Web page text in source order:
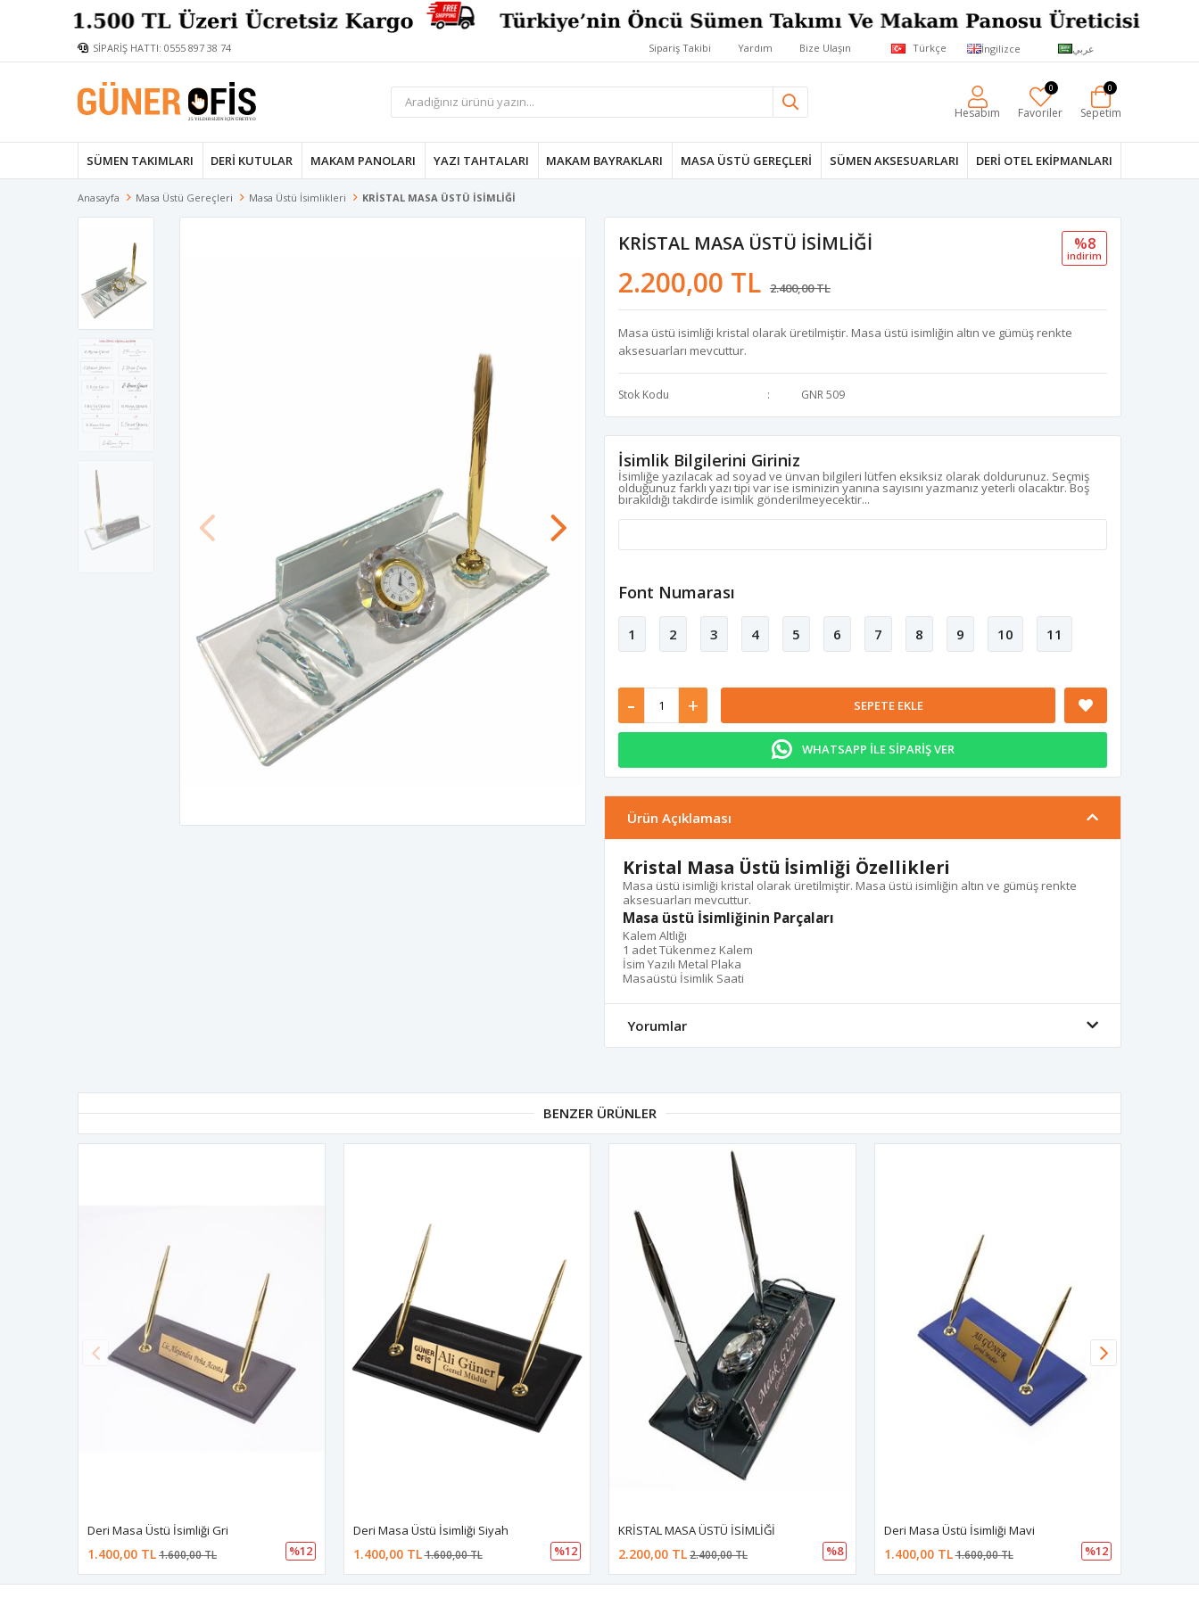
SİPARİŞ HATTI: 0555 897 38 74 Sipariş Takibi Yardım Bize Ulaşın Türkçe İngilizce عربي
Hesabım Favoriler
0
Sepetim
0
SÜMEN TAKIMLARI DERI KUTULAR MAKAM PANOLARI YAZI TAHTALARI MAKAM BAYRAKLARI MASA ÜSTÜ GEREÇLERI SÜMEN AKSESUARLARI DERI OTEL EKIPMANLARI
Anasayfa Masa Üstü Gereçleri Masa Üstü İsimlikleri KRİSTAL MASA ÜSTÜ İSİMLİĞİ
KRİSTAL MASA ÜSTÜ İSİMLİĞİ
2.200,00 TL 2.400,00 TL
%8
i̇ndi̇ri̇m
Masa üstü isimliği kristal olarak üretilmiştir. Masa üstü isimliğin altın ve gümüş renkte
aksesuarları mevcuttur.
Stok Kodu GNR 509
İsimlik Bilgilerini Giriniz
İsimliğe yazılacak ad soyad ve ünvan bilgileri lütfen eksiksiz olarak doldurunuz. Seçmiş
olduğunuz farklı yazı tipi var ise isminizin yanına sayısını yazmanız yeterli olacaktır. Boş
bırakıldığı takdirde isimlik gönderilmeyecektir...
Font Numarası
1 2 3 4 5 6 7 8 9 10 11
- + SEPETE EKLE
WHATSAPP İLE SİPARİŞ VER
Ürün Açıklaması
Kristal Masa Üstü İsimliği Özellikleri
Masa üstü isimliği kristal olarak üretilmiştir. Masa üstü isimliğin altın ve gümüş renkte
aksesuarları mevcuttur.
Masa üstü İsimliğinin Parçaları
Kalem Altlığı
1 adet Tükenmez Kalem
İsim Yazılı Metal Plaka
Masaüstü İsimlik Saati
Yorumlar
BENZER ÜRÜNLER
Deri Masa Üstü İsimliği Gri
1.400,00 TL1.600,00 TL %12
Deri Masa Üstü İsimliği Siyah
1.400,00 TL1.600,00 TL %12
KRİSTAL MASA ÜSTÜ İSİMLİĞİ
2.200,00 TL2.400,00 TL %8
Deri Masa Üstü İsimliği Mavi
1.400,00 TL1.600,00 TL %12